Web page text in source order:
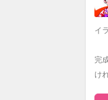
イ
完
け